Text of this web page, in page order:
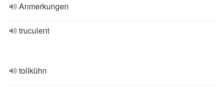
Anmerkungen
truculent
tollkühn